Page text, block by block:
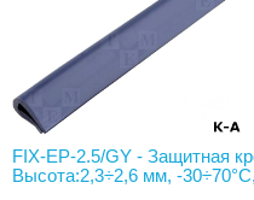
FIX-EP-2.5/GY - Защитная
Высота:2,3÷2,6 мм, -